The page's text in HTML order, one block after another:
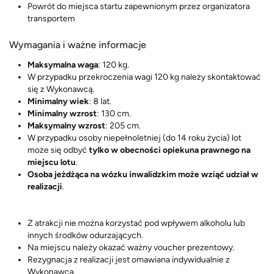
Powrót do miejsca startu zapewnionym przez organizatora
transportem
Wymagania i ważne informacje
Maksymalna waga: 120 kg.
W przypadku przekroczenia wagi 120 kg należy skontaktować
się z Wykonawcą.
Minimalny wiek: 8 lat.
Minimalny wzrost: 130 cm.
Maksymalny wzrost: 205 cm.
W przypadku osoby niepełnoletniej (do 14 roku życia) lot
może się odbyć tylko w obecności opiekuna prawnego na
miejscu lotu.
Osoba jeżdżąca na wózku inwalidzkim może wziąć udział w
realizacji.
Z atrakcji nie można korzystać pod wpływem alkoholu lub
innych środków odurzających.
Na miejscu należy okazać ważny voucher prezentowy.
Rezygnacja z realizacji jest omawiana indywidualnie z